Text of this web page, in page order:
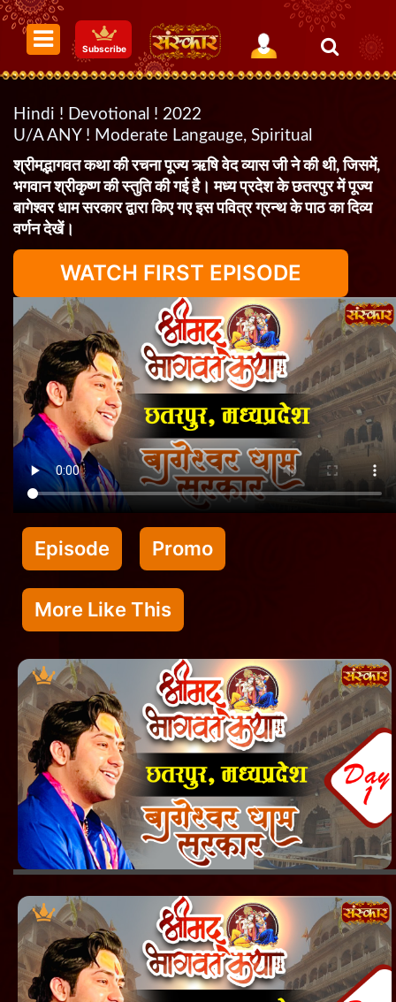
Subscribe
Hindi ! Devotional ! 2022
U/A ANY ! Moderate Langauge, Spiritual
श्रीमद्भागवत कथा की रचना पूज्य ऋषि वेद व्यास जी ने की थी, जिसमें,
भगवान श्रीकृष्ण की स्तुति की गई है। मध्य प्रदेश के छतरपुर में पूज्य
बागेश्वर धाम सरकार द्वारा किए गए इस पवित्र ग्रन्थ के पाठ का दिव्य
वर्णन देखें।
WATCH FIRST EPISODE
Episode Promo
More Like This